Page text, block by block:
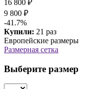
16 800 ₽
9 800 ₽
-41.7%
Купили: 21 раз
Европейские размеры
Размерная сетка
Выберите размер